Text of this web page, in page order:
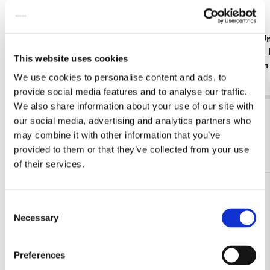
This website uses cookies
We use cookies to personalise content and ads, to
provide social media features and to analyse our traffic.
We also share information about your use of our site with
our social media, advertising and analytics partners who
may combine it with other information that you’ve
provided to them or that they’ve collected from your use
of their services.
Selection
Necessary
Preferences
Tote bag:
Amsterdam
€ 16,99
Bekijk alles van Jacob Marrel
Meer van Rijksmuseum, Amsterdam
verlanglijst